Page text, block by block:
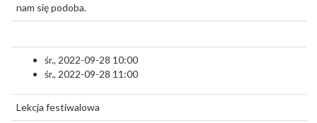
nam się podoba.
śr., 2022-09-28 10:00
śr., 2022-09-28 11:00
Lekcja festiwalowa